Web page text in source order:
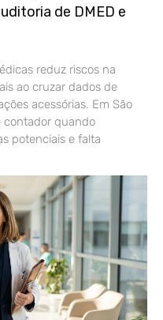
de DMED e
reduz riscos na
ao cruzar dados de
acessórias. Em São
contador quando
potenciais e falta